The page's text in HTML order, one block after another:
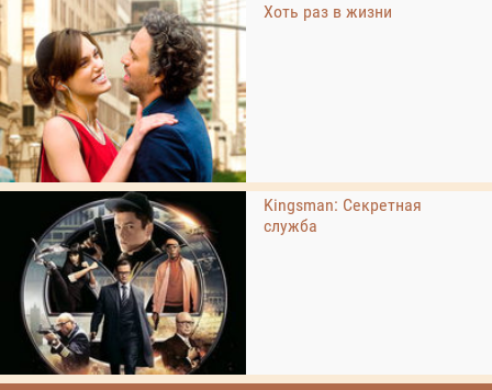
Хоть раз в жизни
Kingsman: Секретная
служба